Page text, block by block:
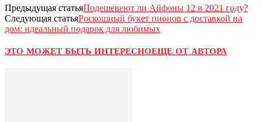
Предыдущая статьяПодешевеют ли Айфоны 12 в 2021 году?
Следующая статьяРоскошный букет пионов с доставкой на
дом: идеальный подарок для любимых
ЭТО МОЖЕТ БЫТЬ ИНТЕРЕСНОЕЩЕ ОТ АВТОРА